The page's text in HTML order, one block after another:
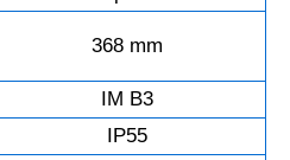
368 mm
IM B3
IP55